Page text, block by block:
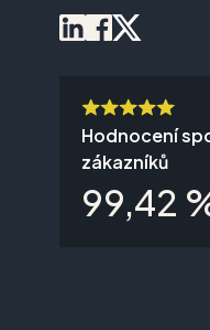
Hodnocení
zákazníků
99,42